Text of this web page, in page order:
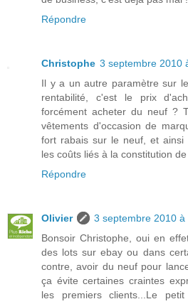
Répondre
Christophe 3 septembre 2010
Il y a un autre paramètre sur
rentabilité, c'est le prix
forcément acheter du neuf ?
vêtements d'occasion de
fort rabais sur le neuf, et ainsi
les coûts liés à la constitution de
Répondre
Olivier
3 septembre 2010 à
Bonsoir Christophe, oui en
des lots sur ebay ou dans
contre, avoir du neuf pour
ça évite certaines craintes
les premiers clients...Le